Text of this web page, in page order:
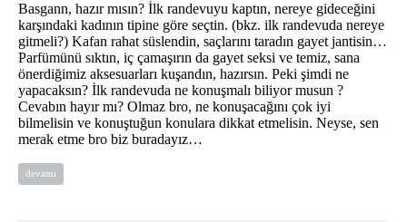
Basgann, hazır mısın? İlk randevuyu kaptın, nereye gideceğini
karşındaki kadının tipine göre seçtin. (bkz. ilk randevuda nereye
gitmeli?) Kafan rahat süslendin, saçlarını taradın gayet jantisin…
Parfümünü sıktın, iç çamaşırın da gayet seksi ve temiz, sana
önerdiğimiz aksesuarları kuşandın, hazırsın. Peki şimdi ne
yapacaksın? İlk randevuda ne konuşmalı biliyor musun ?
Cevabın hayır mı? Olmaz bro, ne konuşacağını çok iyi
bilmelisin ve konuştuğun konulara dikkat etmelisin. Neyse, sen
merak etme bro biz buradayız…
devamı